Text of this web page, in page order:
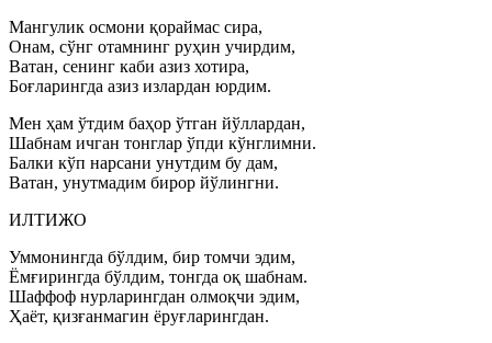
Мангулик осмони қораймас сира,
Онам, сўнг отамнинг руҳин учирдим,
Ватан, сенинг каби азиз хотира,
Боғларингда азиз излардан юрдим.
Мен ҳам ўтдим баҳор ўтган йўллардан,
Шабнам ичган тонглар ўпди кўнглимни.
Балки кўп нарсани унутдим бу дам,
Ватан, унутмадим бирор йўлингни.
ИЛТИЖО
Уммонингда бўлдим, бир томчи эдим,
Ёмғирингда бўлдим, тонгда оқ шабнам.
Шаффоф нурларингдан олмоқчи эдим,
Ҳаёт, қизғанмагин ёруғларингдан.